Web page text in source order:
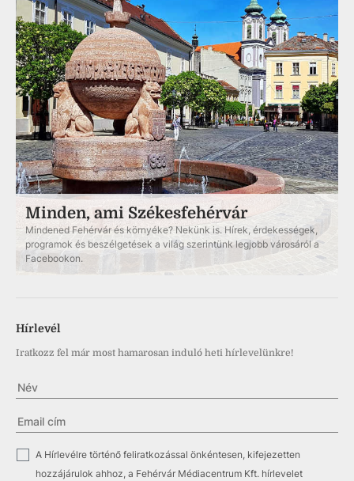
Minden, ami Székesfehérvár
Mindened Fehérvár és környéke? Nekünk is. Hírek, érdekességek,
programok és beszélgetések a világ szerintünk legjobb városáról a
Facebookon.
Hírlevél
Iratkozz fel már most hamarosan induló heti hírlevelünkre!
A Hírlevélre történő feliratkozással önkéntesen, kifejezetten
hozzájárulok ahhoz, a Fehérvár Médiacentrum Kft. hírlevelet